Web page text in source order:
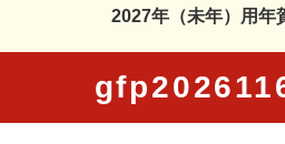
2027年（未年）用年